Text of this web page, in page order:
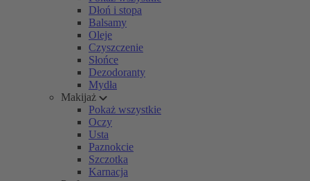
Dłoń i stopa
Balsamy
Oleje
Czyszczenie
Słońce
Dezodoranty
Mydła
Makijaż
Pokaż wszystkie
Oczy
Usta
Paznokcie
Szczotka
Karnacja